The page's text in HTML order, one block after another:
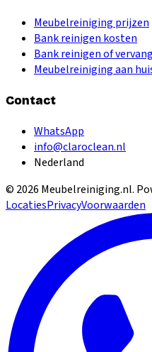
Meubelreiniging prijzen
Bank reinigen kosten
Bank reinigen of
Meubelreiniging aan
Contact
WhatsApp
info@claroclean.nl
Nederland
© 2026 Meubelreiniging.nl.
LocatiesPrivacyVoorwaarden